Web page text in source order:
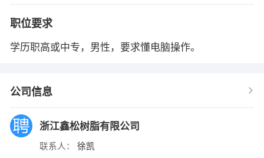
职位要求
学历职高或中专，男性，要求懂电脑操作。
公司信息
浙江鑫松树脂有限公司
联系人： 徐凯